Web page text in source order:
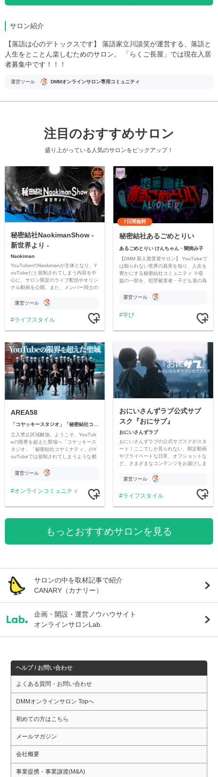
サロン紹介
【落語は心のデトックスです】 落語家立川談笑が運営する、落語と
人生をとことん楽しむためのサロン。 「らくご長屋」では現在入居
者募集中です！！！
運営ツール DMMオンラインサロン専用コミュニティ
注目のおすすめサロン
盛り上がっている人気のサロンをピックアップ！
秘密結社NaokimanShow -
新世界より -
Naokiman
YouTuberのNaokimanが主体となり、Y
ouTubeだと規制されてしまう内容を中
心に、サロン限定のライブ配信やオリジ
ナル動画を公開。また、メンバー同士の
ただいています。
運営ツール
ライフスタイル
7日間無料
秘密結社あるごめとりい
あるごめとりい けんちゃん・闇病み子
【DMM 新人賞受賞サロン】 YouTubeで
は観られない世界の真実を知り、人生を
豊かにする秘密結社コミュニティ ※収
益の一部を、犯罪被害者・子ども達の為
す運営ツール
学び
AREA58
立入禁止区域解放。ようこそ、YouTub
eの限界を超えた聖域へ「コヤッキース
タジオ」「秘密結社コヤミナティ」のY
ouTubeでは規制されてしまうような都
公開。
運営ツール
オンラインコミュニティ
おにいさんずラブ公式サブ
スク『おにサブ』
おにいさんずラブ
おにいさんずラブの公式サブスクがスタ
ート！ここでしか見られない、限定動画
やプライベートな日常、オフショットな
ど、さまざまなコンテンツをお届けしま
運営ツール
ライフスタイル
もっとおすすめサロンを見る
サロンの中を取材記事で紹介
CANARY（カナリー）
企画・開設・運営ノウハウサイト
オンラインサロンLab.
ヘルプ / お問い合わせ
よくある質問・お問い合わせ
DMMオンラインサロン Topへ
初めての方はこちら
メールマガジン
会社概要
事業提携・事業譲渡(M&A)